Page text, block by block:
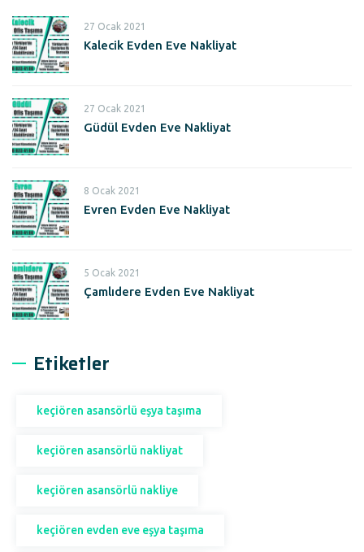
:
27 Ocak 2021
Kalecik Evden Eve Nakliyat
27 Ocak 2021
Güdül Evden Eve Nakliyat
8 Ocak 2021
Evren Evden Eve Nakliyat
5 Ocak 2021
Çamlıdere Evden Eve Nakliyat
Etiketler
keçiören asansörlü eşya taşıma
keçiören asansörlü nakliyat
keçiören asansörlü nakliye
keçiören evden eve eşya taşıma